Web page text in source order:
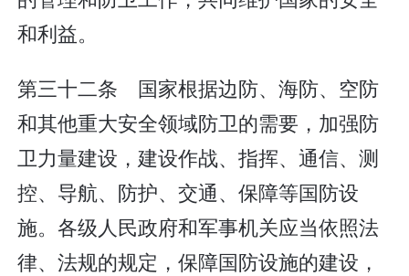
和利益。
第三十二条 国家根据边防、海防、空防
和其他重大安全领域防卫的需要，加强防
卫力量建设，建设作战、指挥、通信、测
控、导航、防护、交通、保障等国防设
施。各级人民政府和军事机关应当依照法
律、法规的规定，保障国防设施的建设，